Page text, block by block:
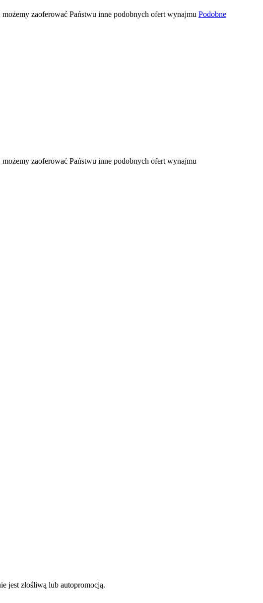
zaoferować Państwu inne podobnych ofert wynajmu Podobne
zaoferować Państwu inne podobnych ofert wynajmu
jest złośliwą lub autopromocją.